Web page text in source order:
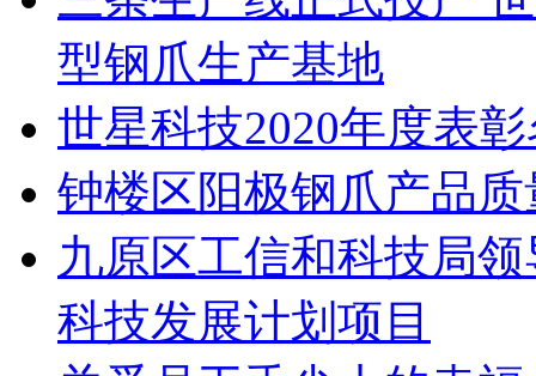
型钢爪生产基地
世星科技2020年度表
钟楼区阳极钢爪产品质
九原区工信和科技局
科技发展计划项目